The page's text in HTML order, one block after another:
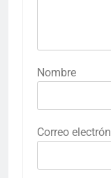
Nombre
Correo